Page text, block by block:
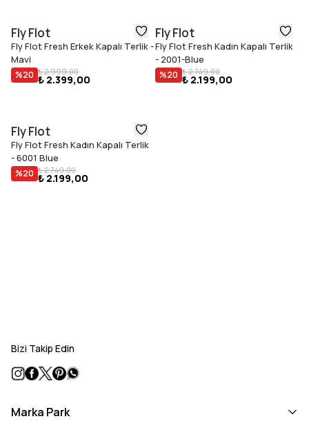
Fly Flot
Fly Flot Fresh Erkek Kapalı Terlik -
Mavi
%20 ₺ 2.999,00
₺ 2.399,00
Fly Flot
Fly Flot Fresh Kadın Kapalı Terlik
- 2001-Blue
%20 ₺ 2.749,00
₺ 2.199,00
Fly Flot
Fly Flot Fresh Kadın Kapalı Terlik
- 6001 Blue
%20 ₺ 2.749,00
₺ 2.199,00
Bizi Takip Edin
Marka Park